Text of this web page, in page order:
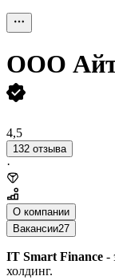
ООО
4,5
132 отзыва
·
О компании
Вакансии27
IT Smart Finance -
холдинг.